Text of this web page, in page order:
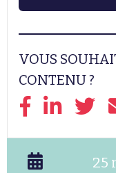
VOUS
CONTENU ?
25